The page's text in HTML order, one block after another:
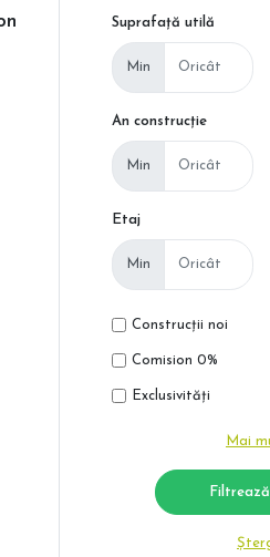
Suprafață utilă
Min
An construcție
Min
Etaj
Min
Construcții noi
Comision 0%
Exclusivități
Mai